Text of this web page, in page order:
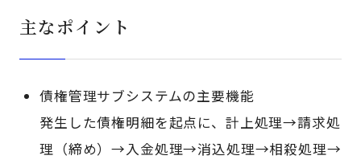
主なポイント
債権管理サブシステムの主要機能
発生した債権明細を起点に、計上処理→請求処
理（締め）→入金処理→消込処理→相殺処理→